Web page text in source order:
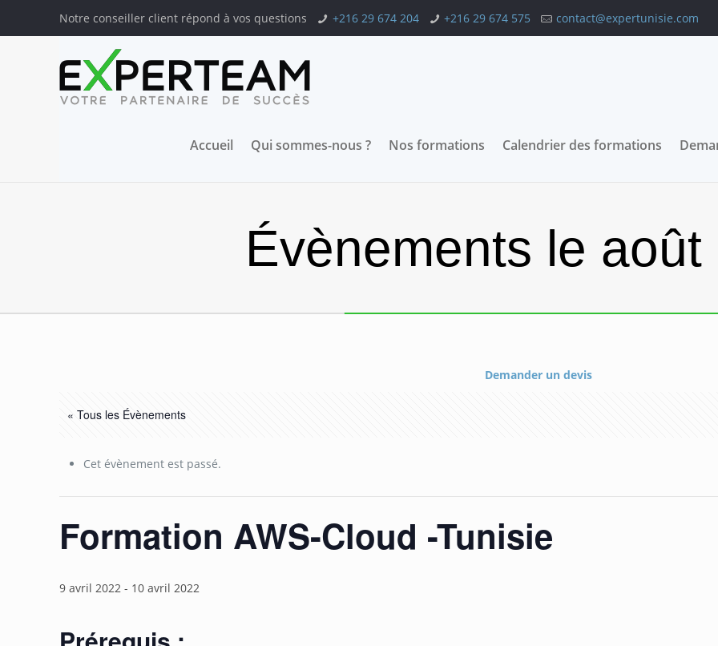
Notre conseiller client répond à vos questions +216 29 674 204 +216 29 674 575 contact@expertunisie.com
Accueil Qui sommes-nous ? Nos formations Calendrier des formations
Évènements le août
Demander un devis
« Tous les Évènements
Cet évènement est passé.
Formation AWS-Cloud -Tunisie
9 avril 2022 - 10 avril 2022